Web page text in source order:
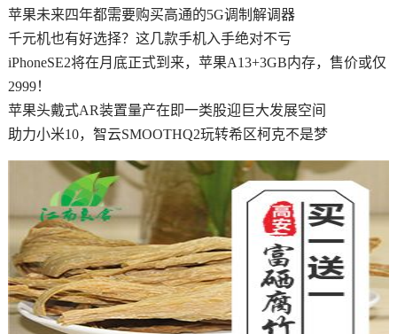
苹果未来四年都需要购买高通的5G调制解调器
千元机也有好选择？这几款手机入手绝对不亏
iPhoneSE2将在月底正式到来，苹果A13+3GB内存，售价或仅
2999！
苹果头戴式AR装置量产在即一类股迎巨大发展空间
助力小米10，智云SMOOTHQ2玩转希区柯克不是梦